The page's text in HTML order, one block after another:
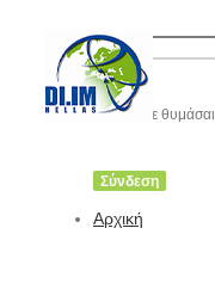
Να με θυμάσαι
Αρχική